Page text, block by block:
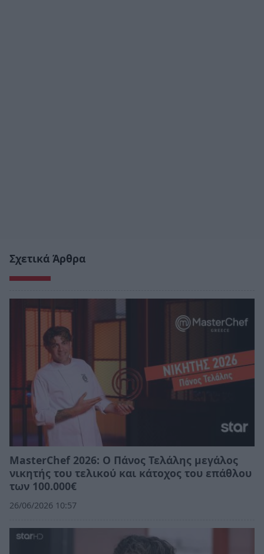
Σχετικά Άρθρα
MasterChef 2026: Ο Πάνος Τελάλης μεγάλος
νικητής του τελικού και κάτοχος του επάθλου
των 100.000€
26/06/2026 10:57